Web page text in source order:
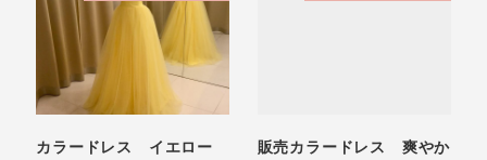
カラードレス イエロー
販売カラードレス 爽やか